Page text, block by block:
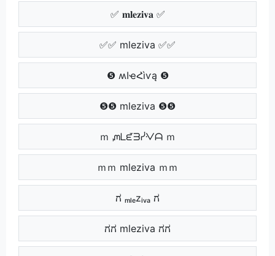
✅ 𝐦𝐥𝐞𝐳𝐢𝐯𝐚 ✅
✅✅ mleziva ✅✅
❺ ʍӀҽՀìѵą ❺
❺❺ mleziva ❺❺
ｍ ᘻᒪᘿᗱᓰᐺᗩ ｍ
ｍｍ mleziva ｍｍ
ಗ ₘₗₑzᵢᵥₐ ಗ
ಗಗ mleziva ಗಗ